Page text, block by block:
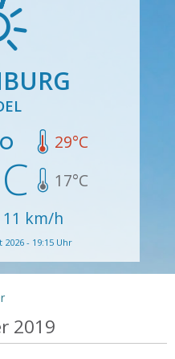
29°C
17°C
11 km/h
2026 - 19:15 Uhr
2019